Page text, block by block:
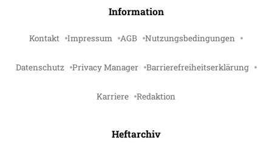
Information
Kontakt Impressum AGB Nutzungsbedingungen
Datenschutz Privacy Manager Barrierefreiheitserklärung
Karriere Redaktion
Heftarchiv